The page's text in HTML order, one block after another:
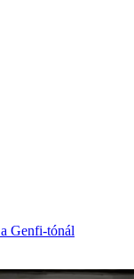
Genfi-tónál